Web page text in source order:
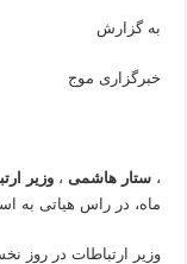
به گزارش
خبرگزاری موج
​،ستار هاشمی ،وزیر
ماه، در راس هیاتی به
وزیر ارتباطات در روز